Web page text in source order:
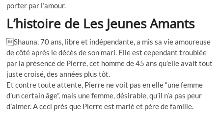
porter par l’amour.
L’histoire de Les Jeunes Amants
Shauna, 70 ans, libre et indépendante, a mis sa vie amoureuse
de côté après le décès de son mari. Elle est cependant troublée
par la présence de Pierre, cet homme de 45 ans qu’elle avait tout
juste croisé, des années plus tôt.
Et contre toute attente, Pierre ne voit pas en elle “une femme
d’un certain âge”, mais une femme, désirable, qu’il n’a pas peur
d’aimer. A ceci près que Pierre est marié et père de famille.